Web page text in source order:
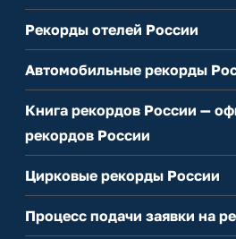
Рекорды отелей России
Автомобильные рекорды
Книга рекордов России —
рекордов России
Цирковые рекорды России
Процесс подачи заявки на